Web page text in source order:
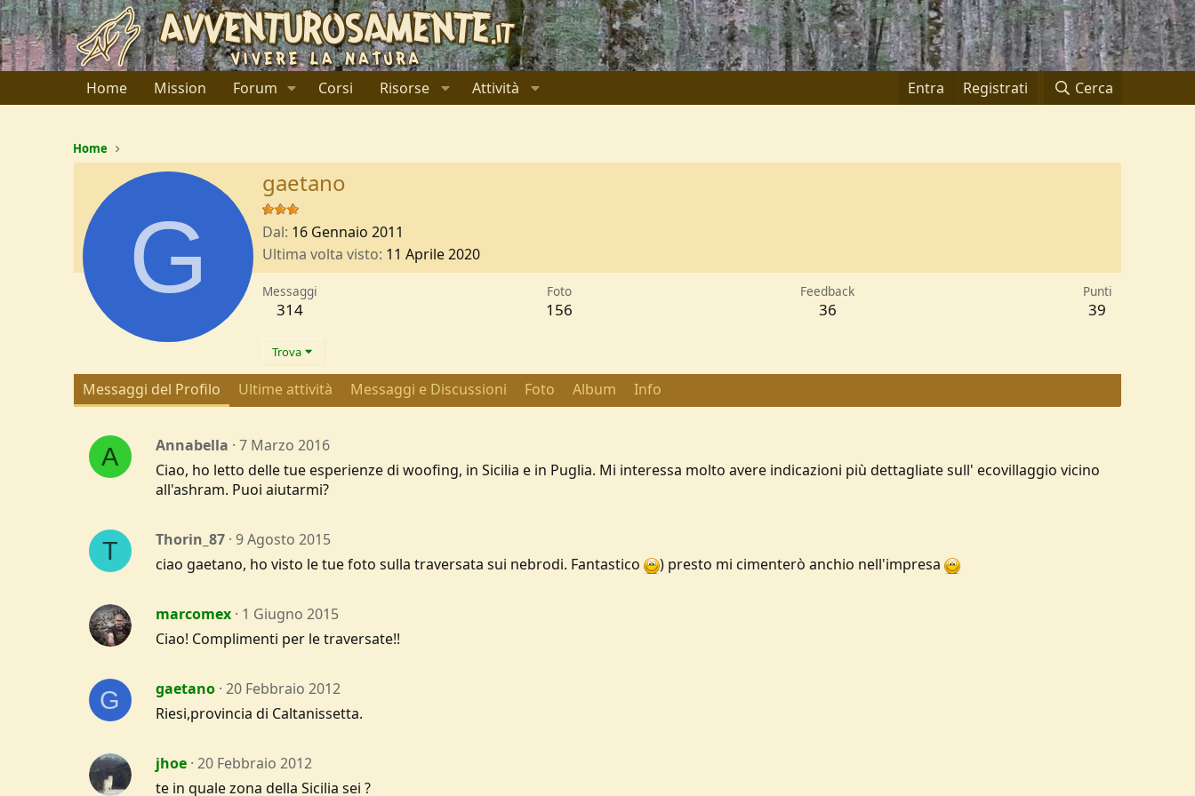
Home Mission Forum Corsi Risorse Attività Entra Registrati Cerca
Home
G
gaetano
Dal 16 Gennaio 2011
Ultima volta visto 11 Aprile 2020
Messaggi
314
Foto
156
Feedback
36
Punti
39
Trova
Messaggi del Profilo Ultime attività Messaggi e Discussioni Foto Album Info
A Annabella 7 Marzo 2016
Ciao, ho letto delle tue esperienze di woofing, in Sicilia e in Puglia. Mi interessa molto avere indicazioni più dettagliate sull' ecovillaggio vicino
all'ashram. Puoi aiutarmi?
T Thorin_87 9 Agosto 2015
ciao gaetano, ho visto le tue foto sulla traversata sui nebrodi. Fantastico
) presto mi cimenterò anchio nell'impresa
marcomex 1 Giugno 2015
Ciao! Complimenti per le traversate!!
G gaetano 20 Febbraio 2012
Riesi,provincia di Caltanissetta.
jhoe 20 Febbraio 2012
te in quale zona della Sicilia sei ?